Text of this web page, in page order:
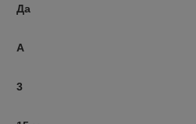
Да
A
3